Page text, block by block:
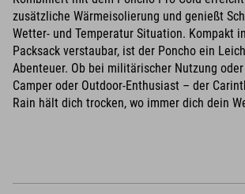
zusätzliche Wärmeisolierung und genießt
Wetter- und Temperatur Situation. Kompakt
Packsack verstaubar, ist der Poncho ein
Abenteuer. Ob bei militärischer Nutzung
Camper oder Outdoor-Enthusiast – der
Rain hält dich trocken, wo immer dich dein